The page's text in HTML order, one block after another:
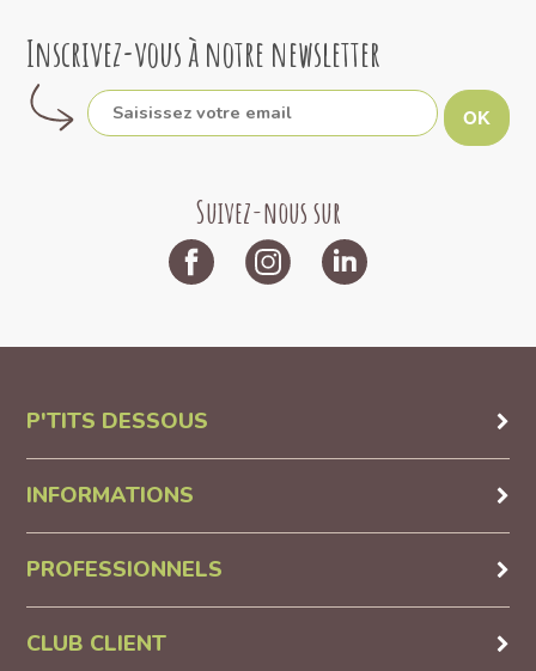
Inscrivez-vous à notre newsletter
OK
Suivez-nous sur
P'TITS DESSOUS
INFORMATIONS
PROFESSIONNELS
CLUB CLIENT